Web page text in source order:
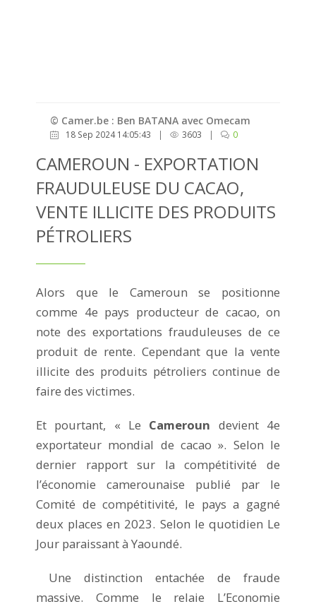
© Camer.be : Ben BATANA avec Omecam
18 Sep 2024 14:05:43 | 3603 | 0
CAMEROUN - EXPORTATION
FRAUDULEUSE DU CACAO,
VENTE ILLICITE DES PRODUITS
PÉTROLIERS
Alors que le Cameroun se positionne
comme 4e pays producteur de cacao, on
note des exportations frauduleuses de ce
produit de rente. Cependant que la vente
illicite des produits pétroliers continue de
faire des victimes.
Et pourtant, « Le Cameroun devient 4e
exportateur mondial de cacao ». Selon le
dernier rapport sur la compétitivité de
l’économie camerounaise publié par le
Comité de compétitivité, le pays a gagné
deux places en 2023. Selon le quotidien Le
Jour paraissant à Yaoundé.
Une distinction entachée de fraude
massive. Comme le relaie L’Economie